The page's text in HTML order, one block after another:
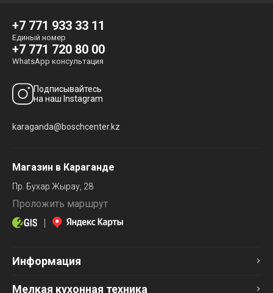
+7 771 933 33 11
Единый номер
+7 771 720 80 00
WhatsApp консультация
Подписывайтесь
на наш Instagram
karaganda@boschcenter.kz
Магазин в Караганде
Пр. Бухар Жырау, 28
Проложить маршрут
Информация
Мелкая кухонная техника